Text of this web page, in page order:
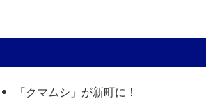
「クマムシ」が新町に！